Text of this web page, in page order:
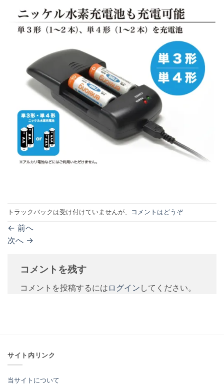
トラックバックは受け付けていませんが、 コメントはどうぞ
← 前へ
次へ →
コメントを残す
コメントを投稿するには ログイン してください。
サイト内リンク
当サイトについて